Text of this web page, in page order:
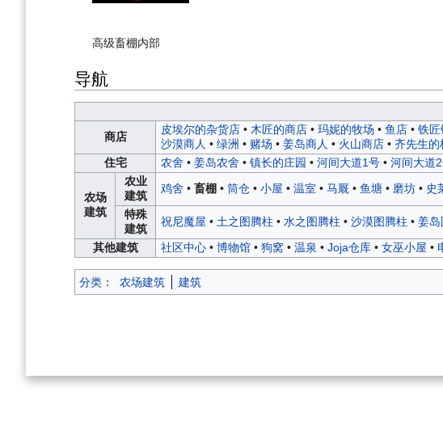
高级畜棚内部
导航
商店
皮埃尔的杂货店• 木匠的商店• 玛妮的牧场 • 鱼店• 铁匠
沙漠商人 • 绿洲 • 赌场 • 姜岛商人 • 火山商店• 齐先生的
住宅
农舍 • 姜岛农舍 • 镇长的庄园 • 河间大道1号• 河间大道
农场
建筑
农业
建筑
鸡舍 • 畜棚 • 筒仓• 小屋 • 温室 • 马厩• 鱼塘• 磨坊• 史
特殊
建筑
祝尼魔屋 • 土之图腾柱 • 水之图腾柱 • 沙漠图腾柱 • 姜岛
其他建筑
社区中心• 博物馆• 狗窝• 温泉 • Joja仓库• 女巫小屋 •
分类 ： 农场建筑 建筑